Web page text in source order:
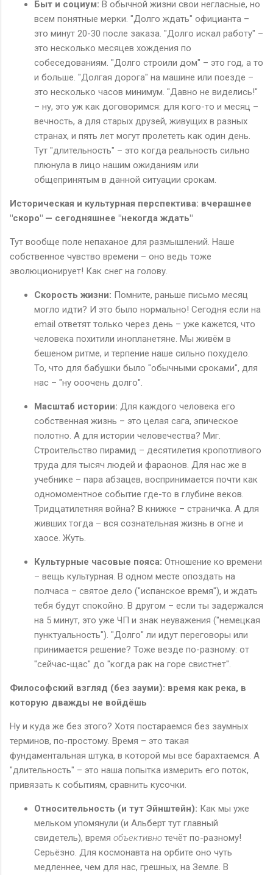
Быт и социум: В обычной жизни свои негласные, но
всем понятные мерки. "Долго ждать" официанта –
это минут 20-30 после заказа. "Долго искал работу" –
это несколько месяцев хождения по
собеседованиям. "Долго строили дом" – это год, а то
и больше. "Долгая дорога" на машине или поезде –
это несколько часов минимум. "Давно не виделись!"
– ну, это уж как договоримся: для кого-то и месяц –
вечность, а для старых друзей, живущих в разных
странах, и пять лет могут пролететь как один день.
Тут "длительность" – это когда реальность сильно
плюнула в лицо нашим ожиданиям или
общепринятым в данной ситуации срокам.
Историческая и культурная перспектива: вчерашнее
"скоро" — сегодняшнее "некогда ждать"
Тут вообще поле непаханое для размышлений. Наше
собственное чувство времени – оно ведь тоже
эволюционирует! Как снег на голову.
Скорость жизни: Помните, раньше письмо месяц
могло идти? И это было нормально! Сегодня если на
email ответят только через день – уже кажется, что
человека похитили инопланетяне. Мы живём в
бешеном ритме, и терпение наше сильно похудело.
То, что для бабушки было "обычными сроками", для
нас – "ну ооочень долго".
Масштаб истории: Для каждого человека его
собственная жизнь – это целая сага, эпическое
полотно. А для истории человечества? Миг.
Строительство пирамид – десятилетия кропотливого
труда для тысяч людей и фараонов. Для нас же в
учебнике – пара абзацев, воспринимается почти как
одномоментное событие где-то в глубине веков.
Тридцатилетняя война? В книжке – страничка. А для
живших тогда – вся сознательная жизнь в огне и
хаосе. Жуть.
Культурные часовые пояса: Отношение ко времени
– вещь культурная. В одном месте опоздать на
полчаса – святое дело ("испанское время"), и ждать
тебя будут спокойно. В другом – если ты задержался
на 5 минут, это уже ЧП и знак неуважения ("немецкая
пунктуальность"). "Долго" ли идут переговоры или
принимается решение? Тоже везде по-разному: от
"сейчас-щас" до "когда рак на горе свистнет".
Философский взгляд (без зауми): время как река, в
которую дважды не войдёшь
Ну и куда же без этого? Хотя постараемся без заумных
терминов, по-простому. Время – это такая
фундаментальная штука, в которой мы все барахтаемся. А
"длительность" – это наша попытка измерить его поток,
привязать к событиям, сравнить кусочки.
Относительность (и тут Эйнштейн): Как мы уже
мельком упомянули (и Альберт тут главный
свидетель), время объективно течёт по-разному!
Серьёзно. Для космонавта на орбите оно чуть
медленнее, чем для нас, грешных, на Земле. В